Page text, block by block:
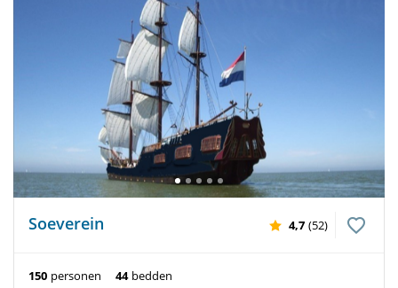
Soeverein 4,7 (52)
150 personen 44 bedden